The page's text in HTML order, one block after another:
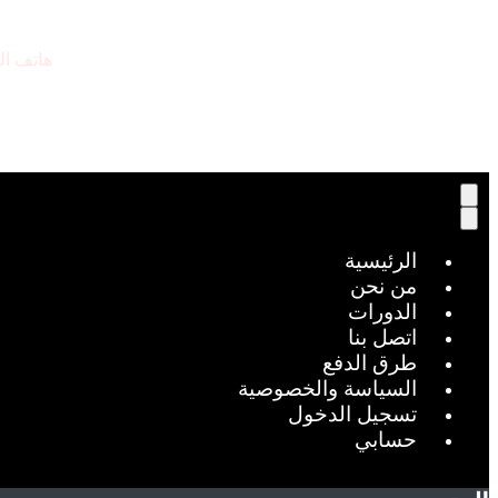
هاتف
الرئيسية
من نحن
الدورات
اتصل بنا
طرق الدفع
السياسة والخصوصية
تسجيل الدخول
حسابي